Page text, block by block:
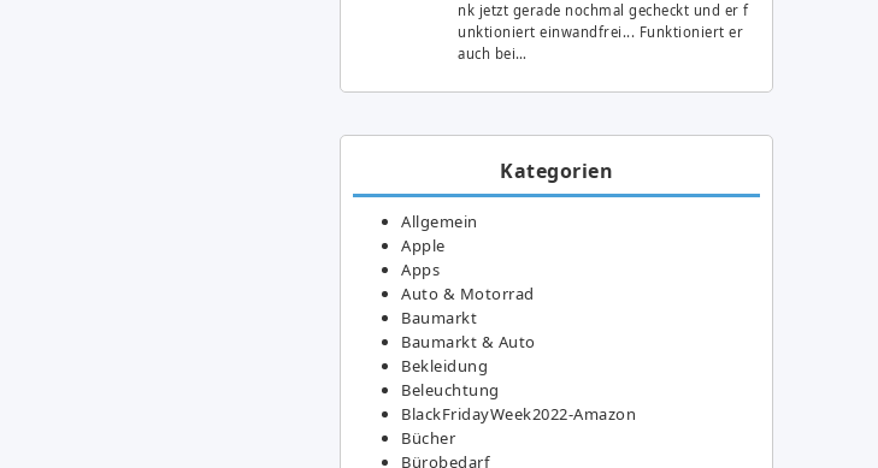
nk jetzt gerade nochmal gecheckt und er f
unktioniert einwandfrei... Funktioniert er
auch bei…
Kategorien
Allgemein
Apple
Apps
Auto & Motorrad
Baumarkt
Baumarkt & Auto
Bekleidung
Beleuchtung
BlackFridayWeek2022-Amazon
Bücher
Bürobedarf